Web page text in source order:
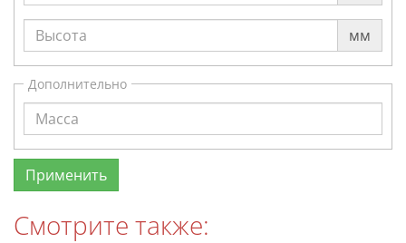
мм
Дополнительно
Смотрите также: